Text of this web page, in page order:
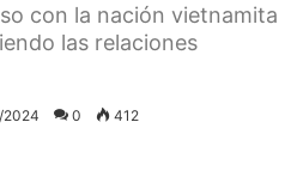
con la nación vietnamita
las relaciones
2024 0 412